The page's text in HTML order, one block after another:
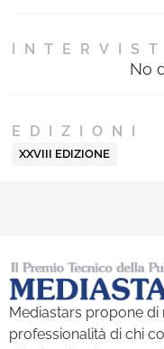
No
EDIZIONI
XXVIII EDIZIONE
Mediastars propone
professionalità di chi